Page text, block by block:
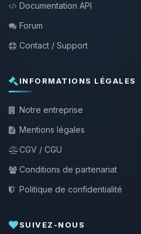
Documentation API
Forum
Contact / Support
INFORMATIONS LÉGALES
Notre entreprise
Mentions légales
CGV / CGU
Conditions de partenariat
Politique de confidentialité
SUIVEZ-NOUS